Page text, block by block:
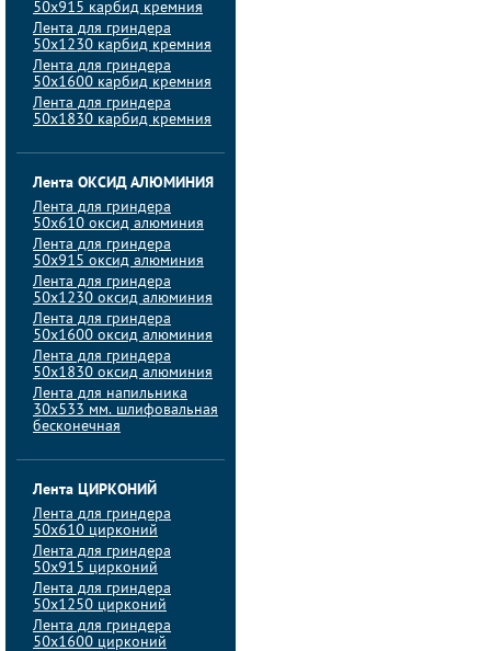
50х915 карбид кремния
Лента для гриндера
50х1230 карбид кремния
Лента для гриндера
50х1600 карбид кремния
Лента для гриндера
50х1830 карбид кремния
Лента ОКСИД АЛЮМИНИЯ
Лента для гриндера
50х610 оксид алюминия
Лента для гриндера
50х915 оксид алюминия
Лента для гриндера
50х1230 оксид алюминия
Лента для гриндера
50х1600 оксид алюминия
Лента для гриндера
50х1830 оксид алюминия
Лента для напильника
30х533 мм. шлифовальная
бесконечная
Лента ЦИРКОНИЙ
Лента для гриндера
50х610 цирконий
Лента для гриндера
50х915 цирконий
Лента для гриндера
50х1250 цирконий
Лента для гриндера
50х1600 цирконий